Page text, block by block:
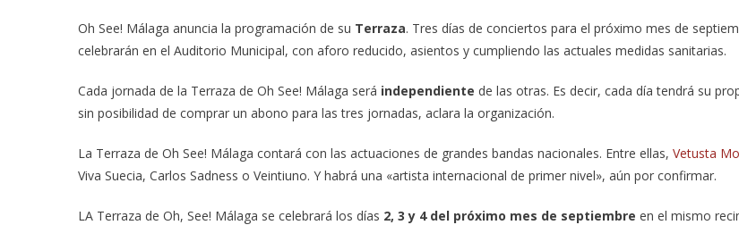
Oh See! Málaga anuncia la programación de su Terraza. Tres días de conciertos para el próximo mes de
celebrarán en el Auditorio Municipal, con aforo reducido, asientos y cumpliendo las actuales medidas sanitarias.
Cada jornada de la Terraza de Oh See! Málaga será independiente de las otras. Es decir, cada día tendrá su
sin posibilidad de comprar un abono para las tres jornadas, aclara la organización.
La Terraza de Oh See! Málaga contará con las actuaciones de grandes bandas nacionales. Entre ellas, Vetusta
Viva Suecia, Carlos Sadness o Veintiuno. Y habrá una «artista internacional de primer nivel», aún por confirmar.
LA Terraza de Oh, See! Málaga se celebrará los días 2, 3 y 4 del próximo mes de septiembre en el mismo